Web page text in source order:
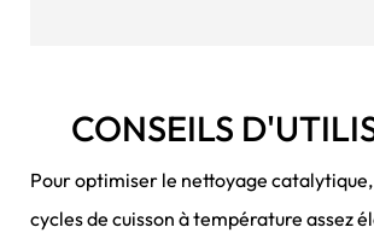
CONSEILS
Pour optimiser le nettoyage
cycles de cuisson à température assez